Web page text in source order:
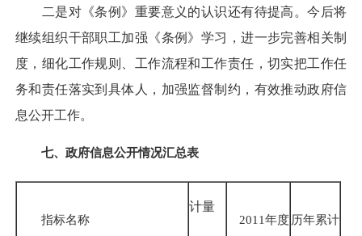
二是对《条例》重要意义的认识还有待提高。今后将
继续组织干部职工加强《条例》学习，进一步完善相关制
度，细化工作规则、工作流程和工作责任，切实把工作任
务和责任落实到具体人，加强监督制约，有效推动政府信
息公开工作。
七、政府信息公开情况汇总表
指标名称
计量
2011年度 历年累计